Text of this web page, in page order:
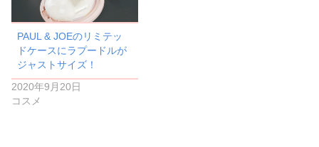
PAUL & JOEのリミテッ
ドケースにラプードルが
ジャストサイズ！
2020年9月20日
コスメ